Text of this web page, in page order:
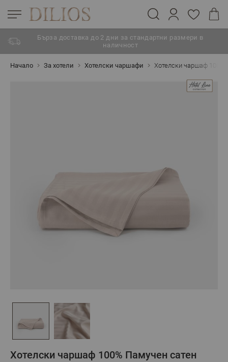
Бърза доставка до 2 дни за стандартни размери в
наличност
Начало За хотели Хотелски чаршафи Хотелски чаршаф
Хотелски чаршаф 100% Памучен сатен